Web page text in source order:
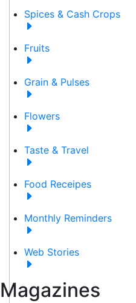
Spices & Cash Crops
Fruits
Grain & Pulses
Flowers
Taste & Travel
Food Receipes
Monthly Reminders
Web Stories
Magazines